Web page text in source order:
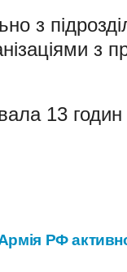
з
з
13
РФ